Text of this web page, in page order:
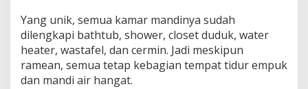
Yang unik, semua kamar mandinya sudah
dilengkapi bathtub, shower, closet duduk, water
heater, wastafel, dan cermin. Jadi meskipun
ramean, semua tetap kebagian tempat tidur empuk
dan mandi air hangat.